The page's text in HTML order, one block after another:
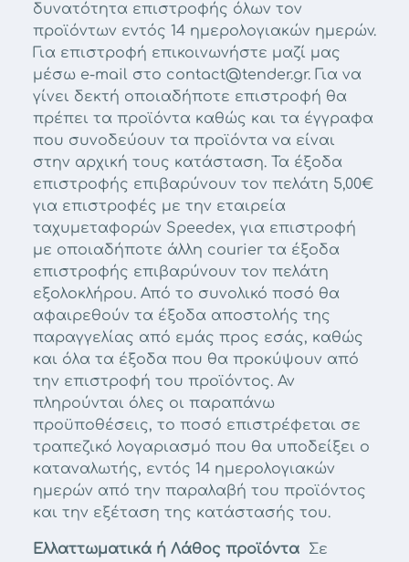
δυνατότητα επιστροφής όλων τον
προϊόντων εντός 14 ημερολογιακών ημερών.
Για επιστροφή επικοινωνήστε μαζί μας
μέσω e-mail στο contact@tender.gr. Για να
γίνει δεκτή οποιαδήποτε επιστροφή θα
πρέπει τα προϊόντα καθώς και τα έγγραφα
που συνοδεύουν τα προϊόντα να είναι
στην αρχική τους κατάσταση. Τα έξοδα
επιστροφής επιβαρύνουν τον πελάτη 5,00€
για επιστροφές με την εταιρεία
ταχυμεταφορών Speedex, για επιστροφή
με οποιαδήποτε άλλη courier τα έξοδα
επιστροφής επιβαρύνουν τον πελάτη
εξολοκλήρου. Από το συνολικό ποσό θα
αφαιρεθούν τα έξοδα αποστολής της
παραγγελίας από εμάς προς εσάς, καθώς
και όλα τα έξοδα που θα προκύψουν από
την επιστροφή του προϊόντος. Αν
πληρούνται όλες οι παραπάνω
προϋποθέσεις, το ποσό επιστρέφεται σε
τραπεζικό λογαριασμό που θα υποδείξει ο
καταναλωτής, εντός 14 ημερολογιακών
ημερών από την παραλαβή του προϊόντος
και την εξέταση της κατάστασής του.
Ελλαττωματικά ή Λάθος προϊόντα
Σε